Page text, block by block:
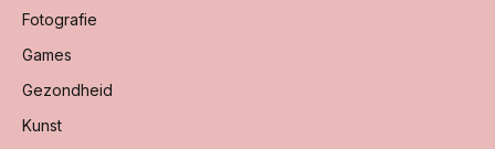
Fotografie
Games
Gezondheid
Kunst